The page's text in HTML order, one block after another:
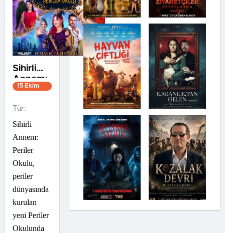
Sihirli
Annem:
Periler
15 Ekim
Tür:
Sihirli
Annem:
Periler
Okulu,
periler
dünyasında
kurulan
yeni Periler
Okulunda